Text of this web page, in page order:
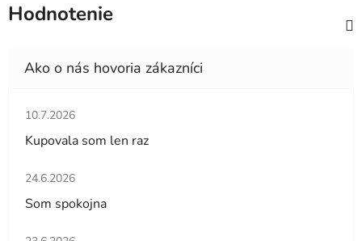
Hodnotenie
Hodnotenie obchodu je 5 z 5 hviezdičiek.
10.7.2026
Kupovala som len raz
Hodnotenie obchodu je 5 z 5 hviezdičiek.
24.6.2026
Som spokojna
Hodnotenie obchodu je 5 z 5 hviezdičiek.